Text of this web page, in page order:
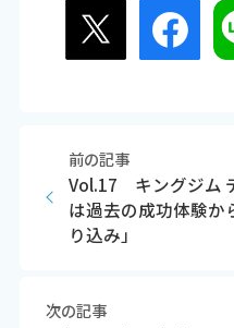
前の記事
Vol.17 キングジム
は過去の成功体験か
り込み」
次の記事